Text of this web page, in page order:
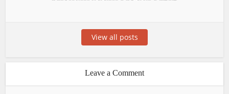
View all posts
Leave a Comment